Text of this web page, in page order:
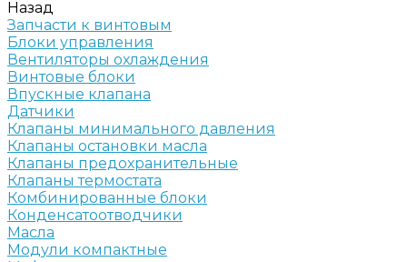
Назад
Запчасти к винтовым
Блоки управления
Вентиляторы охлаждения
Винтовые блоки
Впускные клапана
Датчики
Клапаны минимального давления
Клапаны остановки масла
Клапаны предохранительные
Клапаны термостата
Комбинированные блоки
Конденсатоотводчики
Масла
Модули компактные